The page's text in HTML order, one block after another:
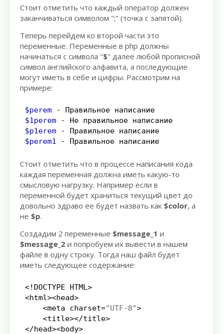
Стоит отметить что каждый оператор должен
заканчиваться символом ";" (точка с запятой).
Теперь перейдем ко второй части это
переменные. Переменные в php должны
начинаться с символа "$" далее любой прописной
символ английского алфавита, а последующие
могут иметь в себе и цифры. Рассмотрим на
примере:
$perem -
$1perem
-
$p1erem
-
$perem1
- Правильное написание
Стоит отметить что в процессе написания кода
каждая переменная должна иметь какую-то
смысловую нагрузку. Например если в
переменной будет храниться текущий цвет до
довольно здраво ее будет назвать как $color, а
не $p.
Создадим 2 переменные $message_1 и
$message_2 и попробуем их вывести в нашем
файле в одну строку. Тогда наш файл будет
иметь следующее содержание:
<! DOCTYPE HTML>
<html><head>
<meta charset="UTF-8">
<title></title>
</head><body>